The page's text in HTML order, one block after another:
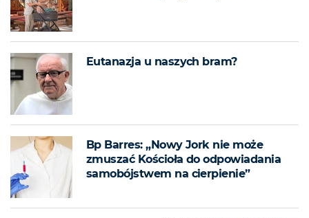
Eutanazja u naszych bram?
Bp Barres: „Nowy Jork nie może
zmuszać Kościoła do odpowiadania
samobójstwem na cierpienie”